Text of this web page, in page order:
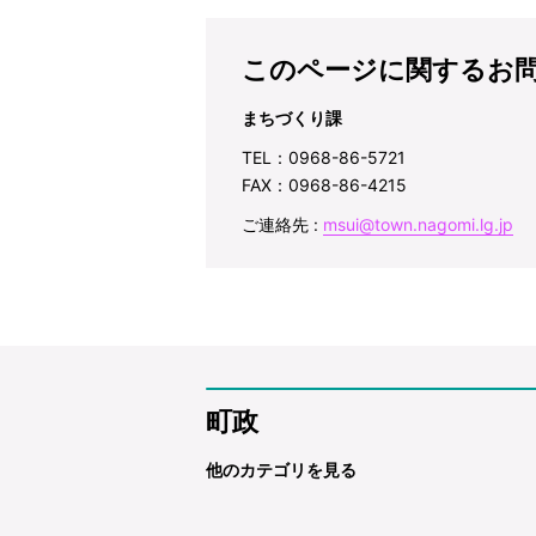
このページに関するお
まちづくり課
TEL：0968-86-5721
FAX：0968-86-4215
ご連絡先 : msui@town.nagomi.lg.jp
町政
他のカテゴリを見る